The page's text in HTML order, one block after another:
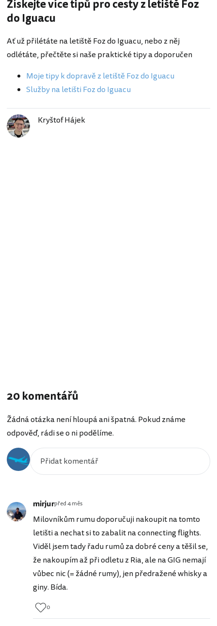
Získejte více tipů pro cesty z letiště Foz
do Iguacu
Ať už přilétáte na letiště Foz do Iguacu, nebo z něj
odlétáte, přečtěte si naše praktické tipy a doporučen
Moje tipy k dopravě z letiště Foz do Iguacu
Služby na letišti Foz do Iguacu
Kryštof Hájek
20 komentářů
Žádná otázka není hloupá ani špatná. Pokud známe
odpověď, rádi se o ni podělíme.
mirjurpřed 4 měs
Milovníkům rumu doporučuji nakoupit na tomto
letišti a nechat si to zabalit na connecting flights.
Viděl jsem tady řadu rumů za dobré ceny a těšil se,
že nakoupím až při odletu z Ria, ale na GIG nemají
vůbec nic (= žádné rumy), jen předražené whisky a
giny. Bída.
0